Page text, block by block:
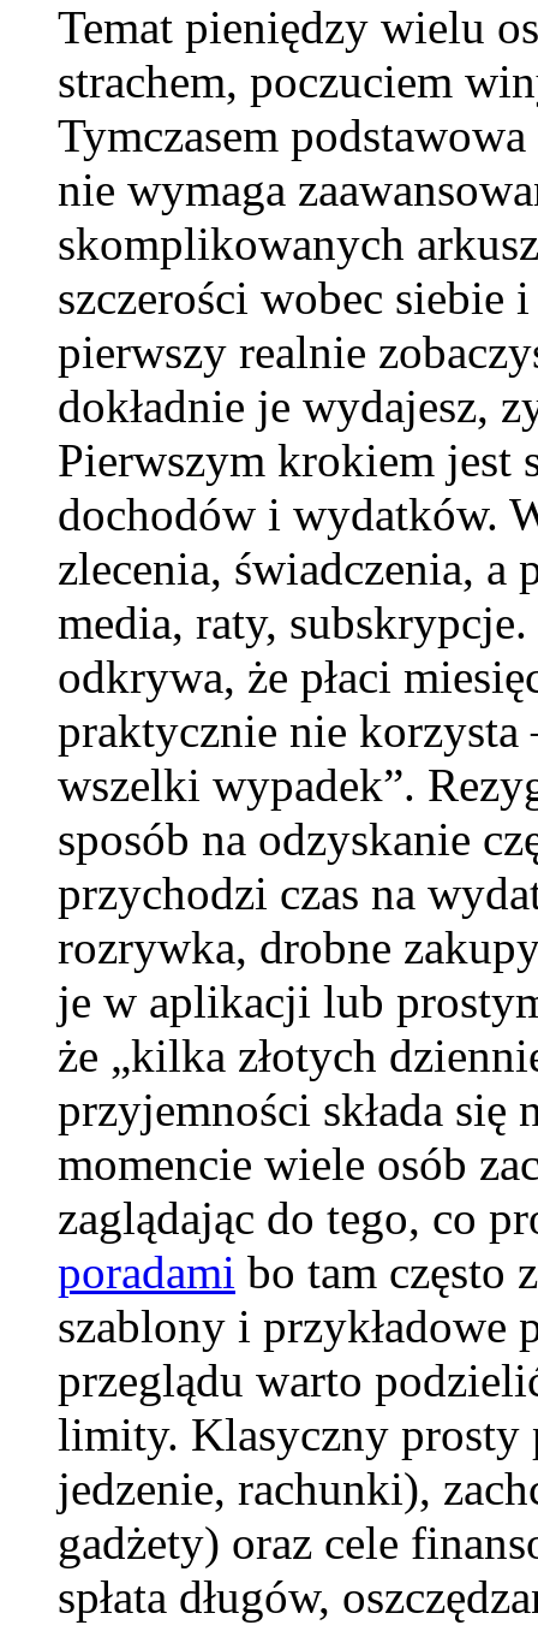
Temat pieniędzy wielu
strachem, poczuciem
Tymczasem
nie wymaga
skomplikowanych
szczerości wobec
pierwszy realnie
dokładnie je wydajesz,
Pierwszym krokiem jest
dochodów i wydatków.
zlecenia, świadczenia, a
media, raty,
odkrywa, że płaci
praktycznie nie korzysta
wszelki wypadek”.
sposób na odzyskanie
przychodzi czas na
rozrywka, drobne
je w aplikacji lub
że „kilka złotych
przyjemności składa się
momencie wiele osób
zaglądając do tego, co
poradami bo tam często
szablony i przykładowe
przeglądu warto
limity. Klasyczny prosty
jedzenie, rachunki),
gadżety) oraz cele
spłata długów,